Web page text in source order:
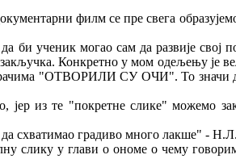
филм се пре свега
би ученик могао сам да развије
Конкретно у мом одељењу је
рачима "ОТВОРИЛИ СУ ОЧИ". То значи
из те "покретне слике" можемо
схватимао градиво много лакше" -
слику у глави о ономе о чему